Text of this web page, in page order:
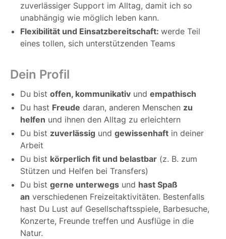
zuverlässiger Support im Alltag, damit ich so
unabhängig wie möglich leben kann.
Flexibilität und Einsatzbereitschaft: werde Teil
eines tollen, sich unterstützenden Teams
Dein Profil
Du bist offen, kommunikativ und empathisch
Du hast Freude daran, anderen Menschen zu
helfen und ihnen den Alltag zu erleichtern
Du bist zuverlässig und gewissenhaft in deiner
Arbeit
Du bist körperlich fit und belastbar (z. B. zum
Stützen und Helfen bei Transfers)
Du bist gerne unterwegs und hast Spaß
an verschiedenen Freizeitaktivitäten. Bestenfalls
hast Du Lust auf Gesellschaftsspiele, Barbesuche,
Konzerte, Freunde treffen und Ausflüge in die
Natur.